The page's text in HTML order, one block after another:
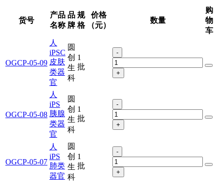
货号
产品
名称
品
牌
规
格
价格
（元）
数量
购
物
车
OGCP-05-09
人
iPSC
皮肤
类器
官
圆
创
生
科
1
批
-
+
OGCP-05-08
人
iPS
胰腺
类器
官
圆
创
生
科
1
批
-
+
OGCP-05-07
人
iPS
肺类
器官
圆
创
生
科
1
批
-
+